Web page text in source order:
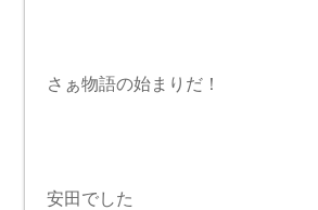
さぁ物語の始まりだ！
安田でした